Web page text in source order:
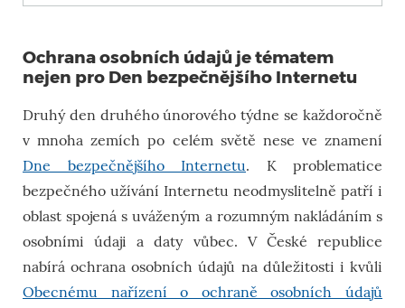
Ochrana osobních údajů je tématem
nejen pro Den bezpečnějšího Internetu
Druhý den druhého únorového týdne se každoročně
v mnoha zemích po celém světě nese ve znamení
Dne bezpečnějšího Internetu. K problematice
bezpečného užívání Internetu neodmyslitelně patří i
oblast spojená s uváženým a rozumným nakládáním s
osobními údaji a daty vůbec. V České republice
nabírá ochrana osobních údajů na důležitosti i kvůli
Obecnému nařízení o ochraně osobních údajů